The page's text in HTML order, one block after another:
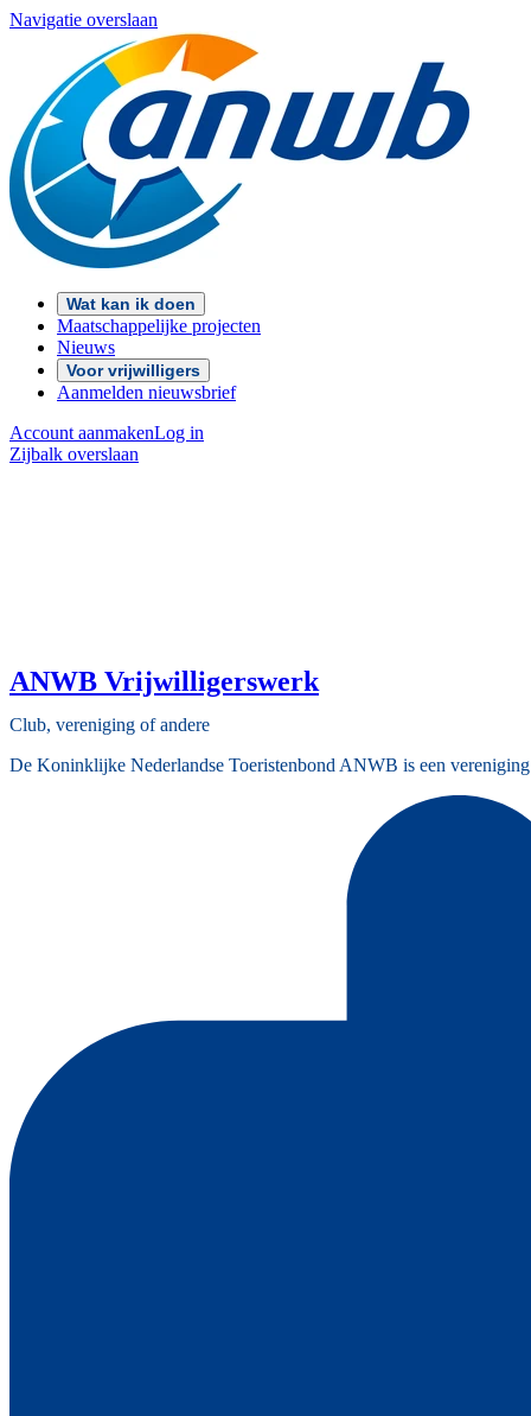
Navigatie overslaan
Wat kan ik doen
Maatschappelijke projecten
Nieuws
Voor vrijwilligers
Aanmelden nieuwsbrief
Account aanmakenLog in
Zijbalk overslaan
ANWB Vrijwilligerswerk
Club, vereniging of andere
De Koninklijke Nederlandse Toeristenbond ANWB is een